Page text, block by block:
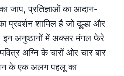
जाप, प्रतिज्ञाओं का आदान-
प्रदर्शन शामिल है जो दूल्हा और
अनुष्ठानों में अक्सर मंगल फेरे
अग्नि के चारों ओर चार बार
के एक अलग पहलू का